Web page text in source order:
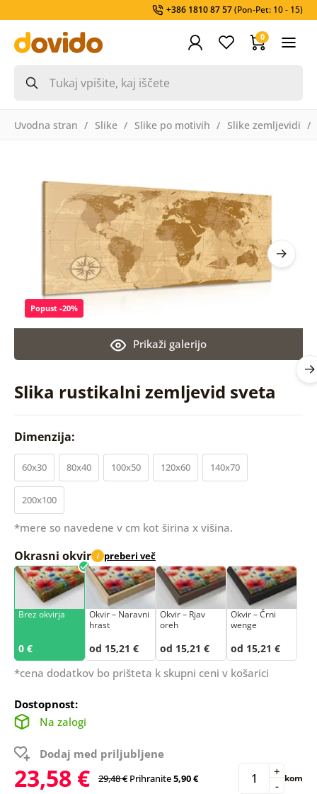
+386 1810 87 57(Pon-Pet: 10 - 15)
0
Uvodna stran Slike Slike po motivih Slike zemljevidi
Slika rustikalni zemljevid sveta
Prikaži galerijo
Popust -20%
Dimenzija:
60x30 80x40 100x50 120x60 140x70
200x100
*mere so navedene v cm kot širina x višina.
Okrasni okvir i preberi več
Brez okvirja
0 €
Okvir – Naravni
hrast
od 15,21 €
Okvir – Rjav
oreh
od 15,21 €
Okvir – Črni
wenge
od 15,21 €
*cena dodatkov bo prišteta k skupni ceni v košarici
Dostopnost:
Na zalogi
Dodaj med priljubljene
23,58 € 29,48 € Prihranite5,90 € -
+ kom